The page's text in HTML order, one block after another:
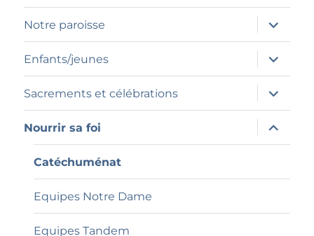
Notre paroisse
ouvrir
le
sous-
menu
Enfants/jeunes
ouvrir
le
sous-
menu
Sacrements et célébrations
ouvrir
le
sous-
menu
Nourrir sa foi
ouvrir
le
sous-
Catéchuménat
Equipes Notre Dame
Equipes Tandem